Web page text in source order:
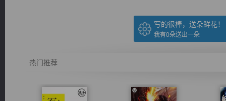
写的很棒，送朵鲜花！
我有0朵送出一朵
热门推荐